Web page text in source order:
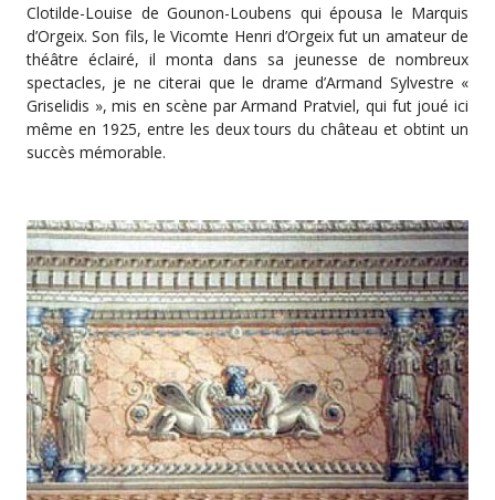
Clotilde-Louise de Gounon-Loubens qui épousa le Marquis
d’Orgeix. Son fils, le Vicomte Henri d’Orgeix fut un amateur de
théâtre éclairé, il monta dans sa jeunesse de nombreux
spectacles, je ne citerai que le drame d’Armand Sylvestre «
Griselidis », mis en scène par Armand Pratviel, qui fut joué ici
même en 1925, entre les deux tours du château et obtint un
succès mémorable.